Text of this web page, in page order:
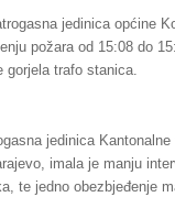
jedinica općine
požara od 15:08 do
gorjela trafo stanica.
jedinica
imala je manju
te jedno obezbjeđenje